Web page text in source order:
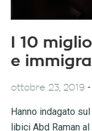
I 10
e
ottobre 23, 2019 -
Hanno indagato
libici Abd Raman